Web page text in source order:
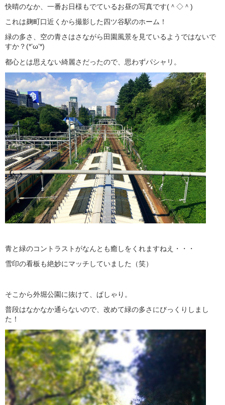
快晴のなか、一番お日様もでているお昼の写真です(＾◇＾)
これは麹町口近くから撮影した四ツ谷駅のホーム！
緑の多さ、空の青さはさながら田園風景を見ているようではないで
すか？(*’ω’*)
都心とは思えない綺麗さだったので、思わずパシャリ。
青と緑のコントラストがなんとも癒しをくれますねえ・・・
雪印の看板も絶妙にマッチしていました（笑）
そこから外堀公園に抜けて、ぱしゃり。
普段はなかなか通らないので、改めて緑の多さにびっくりしまし
た！